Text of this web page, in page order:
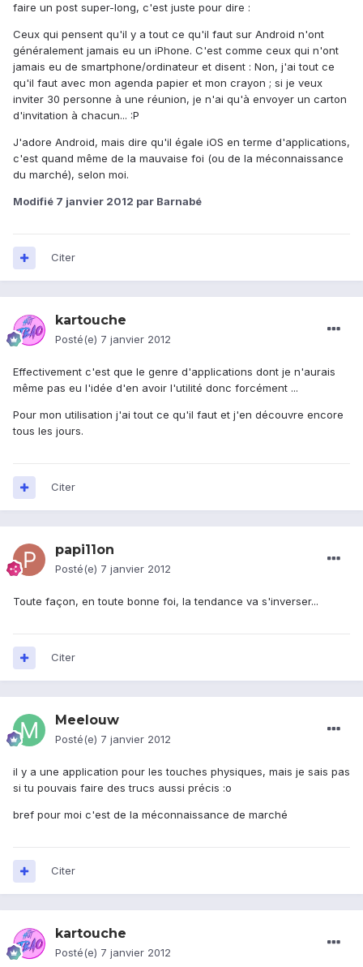
faire un post super-long, c'est juste pour dire :
Ceux qui pensent qu'il y a tout ce qu'il faut sur Android n'ont
généralement jamais eu un iPhone. C'est comme ceux qui n'ont
jamais eu de smartphone/ordinateur et disent : Non, j'ai tout ce
qu'il faut avec mon agenda papier et mon crayon ; si je veux
inviter 30 personne à une réunion, je n'ai qu'à envoyer un carton
d'invitation à chacun... :P
J'adore Android, mais dire qu'il égale iOS en terme d'applications,
c'est quand même de la mauvaise foi (ou de la méconnaissance
du marché), selon moi.
Modifié 7 janvier 2012 par Barnabé
Citer
kartouche
Posté(e) 7 janvier 2012
Effectivement c'est que le genre d'applications dont je n'aurais
même pas eu l'idée d'en avoir l'utilité donc forcément ...
Pour mon utilisation j'ai tout ce qu'il faut et j'en découvre encore
tous les jours.
Citer
papi11on
Posté(e) 7 janvier 2012
Toute façon, en toute bonne foi, la tendance va s'inverser...
Citer
Meelouw
Posté(e) 7 janvier 2012
il y a une application pour les touches physiques, mais je sais pas
si tu pouvais faire des trucs aussi précis :o
bref pour moi c'est de la méconnaissance de marché
Citer
kartouche
Posté(e) 7 janvier 2012